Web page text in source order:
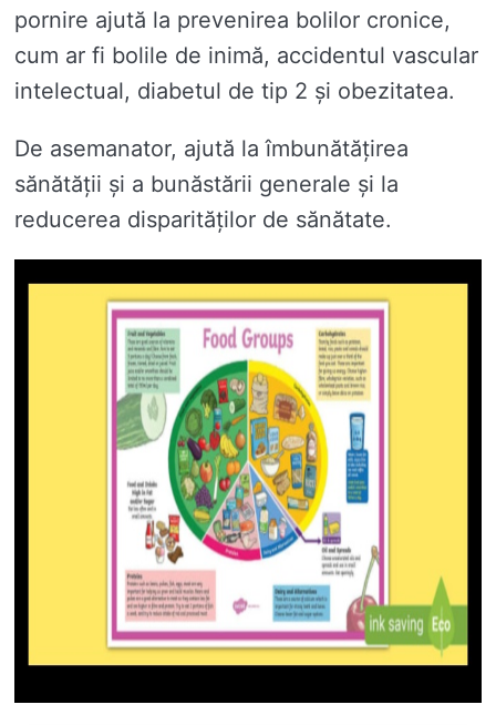
pornire ajută la prevenirea bolilor cronice,
cum ar fi bolile de inimă, accidentul vascular
intelectual, diabetul de tip 2 și obezitatea.
De asemanator, ajută la îmbunătățirea
sănătății și a bunăstării generale și la
reducerea disparităților de sănătate.